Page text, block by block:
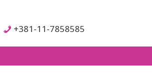
+381-11-7858585